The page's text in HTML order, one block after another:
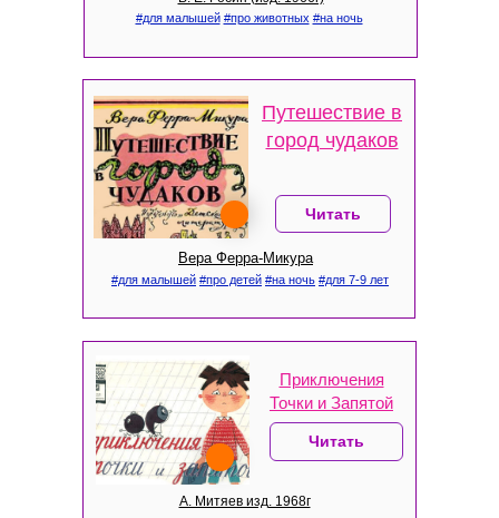
#для малышей #про животных #на ночь
Путешествие в
город чудаков
Вера Ферра-Микура
Читать
Приключения
Точки и Запятой
А. Митяев изд. 1968г
Читать
#для малышей #про детей #на ночь #для 7-9 лет